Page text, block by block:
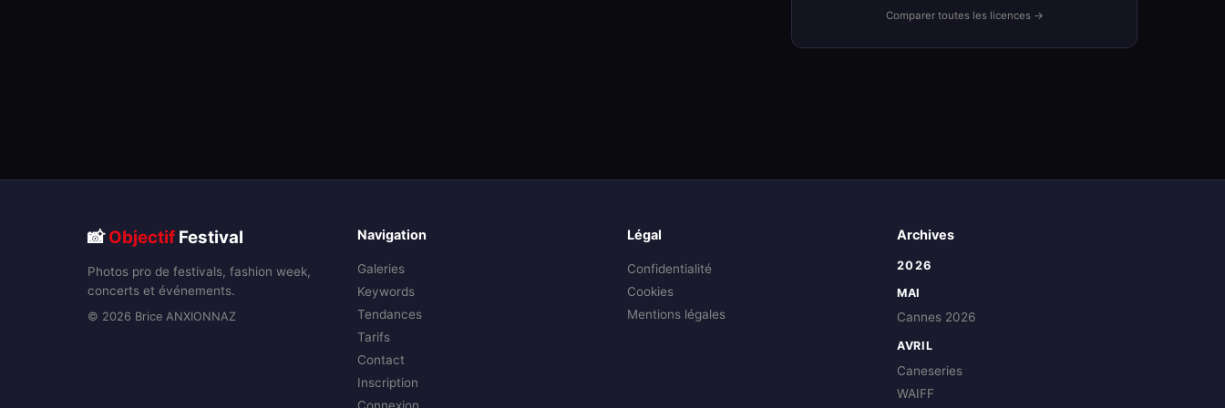
Comparer toutes les licences →
📸Objectif Festival
Photos pro de festivals, fashion week,
concerts et événements.
© 2026 Brice ANXIONNAZ
Navigation
Galeries
Keywords
Tendances
Tarifs
Contact
Inscription
Légal
Confidentialité
Cookies
Mentions légales
Archives
2026
MAI
Cannes 2026
AVRIL
Caneseries
WAIFF